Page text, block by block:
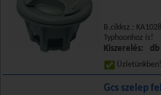
B.cikksz.:
Typhoonhoz is!
Kiszerelés: db
Gcs szelep